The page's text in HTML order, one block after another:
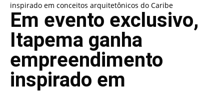
inspirado em conceitos arquitetônicos do Caribe
Em evento exclusivo,
Itapema ganha
empreendimento
inspirado em